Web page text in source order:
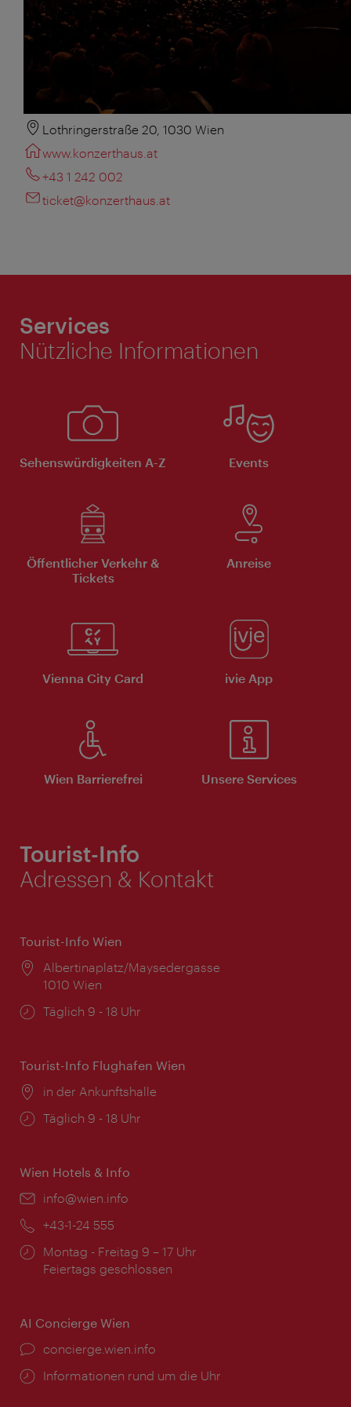
Lothringerstraße 20, 1030 Wien
www.konzerthaus.at
+43 1 242 002
ticket@konzerthaus.at
Services
Nützliche Informationen
Sehenswürdigkeiten A-Z Events
Öffentlicher Verkehr &
Tickets
Anreise
Vienna City Card ivie App
Wien Barrierefrei Unsere Services
Tourist-Info
Adressen & Kontakt
Tourist-Info Wien
Ort:
Albertinaplatz/Maysedergasse
1010 Wien
Öffnungszeiten:
Täglich 9 - 18 Uhr
Tourist-Info Flughafen Wien
Ort:
in der Ankunftshalle
Öffnungszeiten:
Täglich 9 - 18 Uhr
Wien Hotels & Info
Email:
info@wien.info
Telefon:
+43-1-24 555
Öffnungszeiten:
Montag - Freitag 9 – 17 Uhr
Feiertags geschlossen
AI Concierge Wien
Ort:
concierge.wien.info
Öffnungszeiten:
Informationen rund um die Uhr